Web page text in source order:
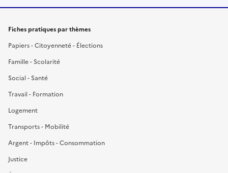
Fiches pratiques par thèmes
Papiers - Citoyenneté - Élections
Famille - Scolarité
Social - Santé
Travail - Formation
Logement
Transports - Mobilité
Argent - Impôts - Consommation
Justice